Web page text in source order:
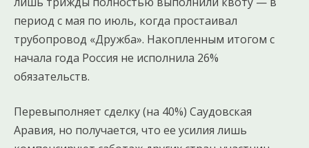
период с мая по июль, когда простаивал
трубопровод «Дружба». Накопленным итогом с
начала года Россия не исполнила 26%
обязательств.
Перевыполняет сделку (на 40%) Саудовская
Аравия, но получается, что ее усилия лишь